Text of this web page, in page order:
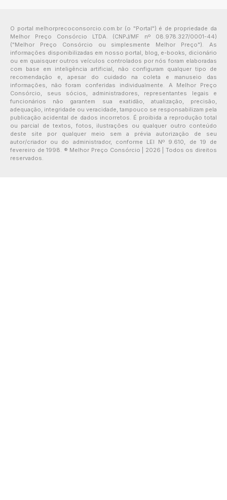
O portal melhorprecoconsorcio.com.br (o "Portal") é de propriedade da
Melhor Preço Consórcio LTDA. (CNPJ/MF nº 08.978.327/0001-44)
("Melhor Preço Consórcio ou simplesmente Melhor Preço"). As
informações disponibilizadas em nosso portal, blog, e-books, dicionário
ou em quaisquer outros veículos controlados por nós foram elaboradas
com base em inteligência artificial, não configuram qualquer tipo de
recomendação e, apesar do cuidado na coleta e manuseio das
informações, não foram conferidas individualmente. A Melhor Preço
Consórcio, seus sócios, administradores, representantes legais e
funcionários não garantem sua exatidão, atualização, precisão,
adequação, integridade ou veracidade, tampouco se responsabilizam pela
publicação acidental de dados incorretos. É proibida a reprodução total
ou parcial de textos, fotos, ilustrações ou qualquer outro conteúdo
deste site por qualquer meio sem a prévia autorização de seu
autor/criador ou do administrador, conforme LEI Nº 9.610, de 19 de
fevereiro de 1998. ® Melhor Preço Consórcio | 2026 | Todos os direitos
reservados.